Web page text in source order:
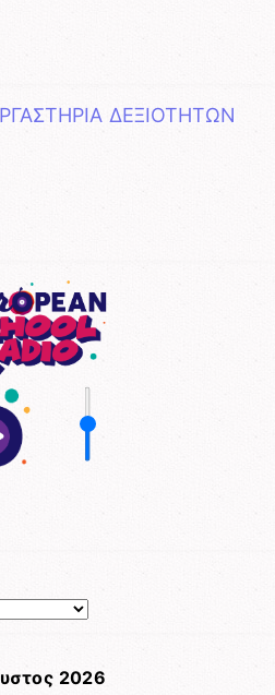
ΔΕΞΙΟΤΗΤΩΝ
2026